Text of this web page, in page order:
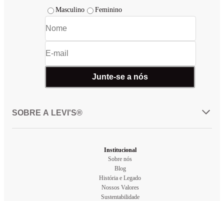
Masculino Feminino
Junte-se a nós
SOBRE A LEVI'S®
Institucional
Sobre nós
Blog
História e Legado
Nossos Valores
Sustentabilidade